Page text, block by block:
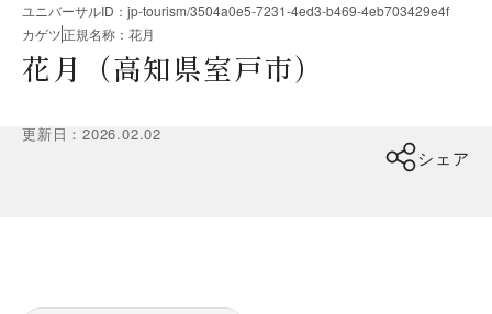
ユニバーサルID ： jp-tourism/3504a0e5-7231-4ed3-b469-4eb703429e4f
カゲツ正規名称 ： 花月
花月（高知県室戸市）
更新日 ：2026.02.02
シェア